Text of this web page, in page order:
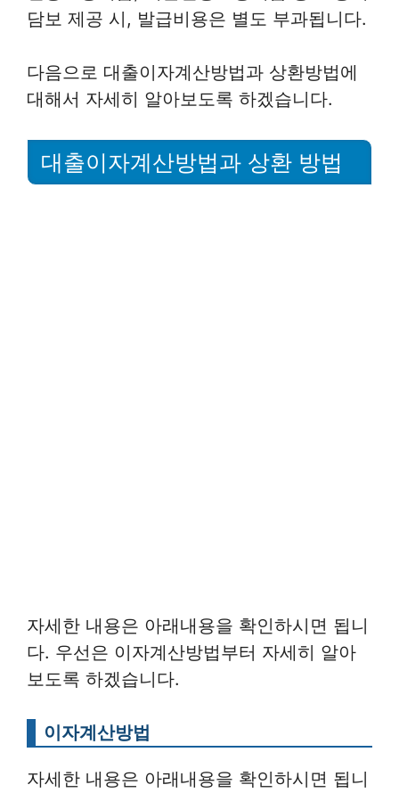
담보 제공 시, 발급비용은 별도 부과됩니다.
다음으로 대출이자계산방법과 상환방법에
대해서 자세히 알아보도록 하겠습니다.
대출이자계산방법과 상환 방법
자세한 내용은 아래내용을 확인하시면 됩니
다. 우선은 이자계산방법부터 자세히 알아
보도록 하겠습니다.
이자계산방법
자세한 내용은 아래내용을 확인하시면 됩니